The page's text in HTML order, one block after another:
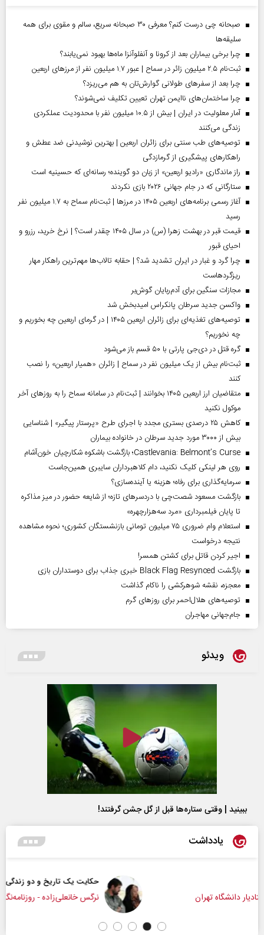
صبحانه چی درست کنم؟ معرفی ۳۰ صبحانه سریع، سالم و مقوی برای همه
سلیقه‌ها
چرا برخی بیماران بعد از کرونا و آنفلوآنزا ماه‌ها بهبود نمی‌یابند؟
ثبت‌نام ۲.۵ میلیون زائر در سماح | عبور ۱.۷ میلیون نفر از مرز‌های اربعین
چرا بعد از سفرهای طولانی گوارش‌تان به هم می‌ریزد؟
چرا ساختمان‌های ناایمن تهران تعیین تکلیف نمی‌شوند؟
آمار معلولیت در ایران | بیش از ۱۰.۵ میلیون نفر با محدودیت عملکردی
زندگی می‌کنند
توصیه‌های طب سنتی برای زائران اربعین | بهترین نوشیدنی ضد عطش و
راهکارهای پیشگیری از گرمازدگی
راز ماندگاری «رادیو اربعین» از زبان دو گوینده؛ رسانه‌ای که حسینیه است
ستارگانی که در جام جهانی ۲۰۲۶ بازی نکردند
آغاز رسمی برنامه‌های اربعین ۱۴۰۵ در مرز‌ها | ثبت‌نام سماح به ۱.۷ میلیون نفر
رسید
قیمت قبر در بهشت زهرا (س) در سال ۱۴۰۵ چقدر است؟ | نرخ خرید، رزرو و
احیای قبور
چرا گرد و غبار در ایران تشدید شد؟ | حقابه تالاب‌ها مهم‌ترین راهکار مهار
ریزگردهاست
مجازات سنگین برای آدم‌ربایان گوش‌بر
واکسن جدید سرطان پانکراس امیدبخش شد
توصیه‌های تغذیه‌ای برای زائران اربعین ۱۴۰۵ | در گرمای اربعین چه بخوریم و
چه نخوریم؟
گره قتل در دی‌جی پارتی با ۵۰ قسم باز می‌شود
ثبت‌نام بیش از یک میلیون نفر در سماح | زائران «همیار اربعین» را نصب
کنند
متقاضیان ارز اربعین ۱۴۰۵ بخوانند | ثبت‌نام در سامانه سماح را به روز‌های آخر
موکول نکنید
کاهش ۲۵ درصدی بستری مجدد با اجرای طرح «پرستار پیگیر» | شناسایی
بیش از ۳۰۰۰ مورد جدید سرطان در خانواده بیماران
Castlevania: Belmont’s Curse؛ بازگشت باشکوه شکارچیان خون‌آشام
روی هر لینکی کلیک نکنید، دام کلاهبرداران سایبری همین‌جاست
سرمایه‌گذاری برای رفاه؛ هزینه یا آینده‌سازی؟
بازگشت مسعود شصت‌چی با دردسر‌های تازه؛ از شایعه حضور در میز مذاکره
تا پایان فیلمبرداری «مرد سه‌هزارچهره»
استعلام وام ضروری ۷۵ میلیون تومانی بازنشستگان کشوری؛ نحوه مشاهده
نتیجه درخواست
اجیر کردن قاتل برای کشتن همسر!
بازگشت Black Flag Resynced خبری جذاب برای دوستداران بازی
معجزه، نقشه شوهرکشی را ناکام گذاشت
توصیه‌های هلال‌احمر برای روز‌های گرم
جام‌جهانی مهاجران
ویدئو
ببینید | وقتی ستاره‌ها قبل از گل جشن گرفتند!
یادداشت
حکایت یک تاریخ و دو زندگی
نرگس خانعلی‌زاده - روزنامه‌نگار